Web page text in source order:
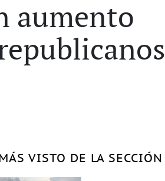
aumento
VISTO DE LA SECCIÓN